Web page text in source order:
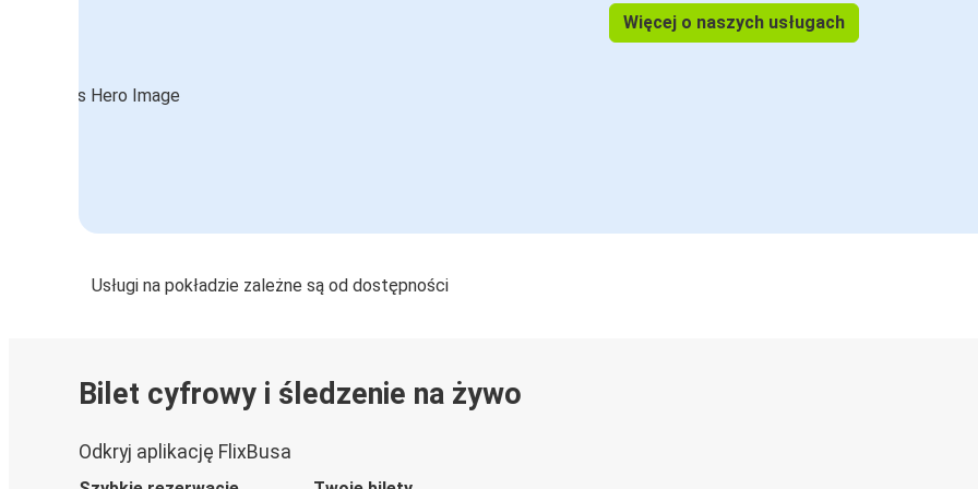
Więcej o naszych usługach
Usługi na pokładzie zależne są od dostępności
Bilet cyfrowy i śledzenie na żywo
Odkryj aplikację FlixBusa